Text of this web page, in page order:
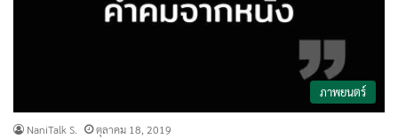
ภาพยนตร์
NaniTalk S. ตุลาคม 18, 2019